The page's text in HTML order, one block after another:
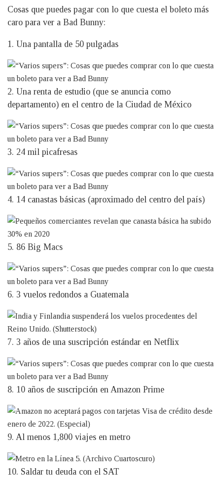
Cosas que puedes pagar con lo que cuesta el boleto más
caro para ver a Bad Bunny:
1. Una pantalla de 50 pulgadas
2. Una renta de estudio (que se anuncia como
departamento) en el centro de la Ciudad de México
3. 24 mil picafresas
4. 14 canastas básicas (aproximado del centro del país)
5. 86 Big Macs
6. 3 vuelos redondos a Guatemala
7. 3 años de una suscripción estándar en Netflix
8. 10 años de suscripción en Amazon Prime
9. Al menos 1,800 viajes en metro
10. Saldar tu deuda con el SAT